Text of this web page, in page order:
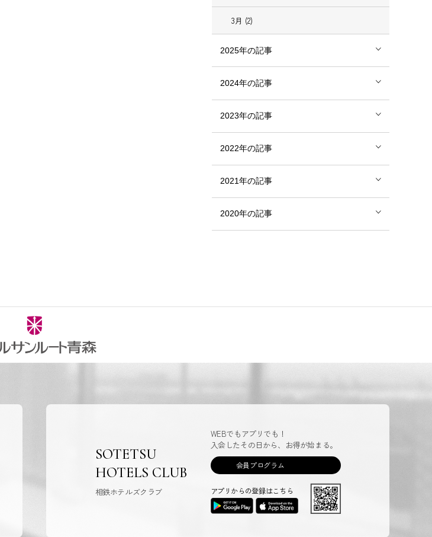
3月 (2)
2025年の記事
2024年の記事
2023年の記事
2022年の記事
2021年の記事
2020年の記事
SOTETSU
HOTELS CLUB
相鉄ホテルズクラブ
WEBでもアプリでも！
入会したその日から、お得が始まる。
会員プログラム
アプリからの登録はこちら